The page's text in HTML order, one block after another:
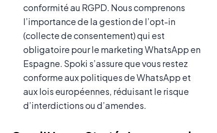
conformité au RGPD. Nous comprenons
l’importance de la gestion de l’opt-in
(collecte de consentement) qui est
obligatoire pour le marketing WhatsApp en
Espagne. Spoki s’assure que vous restez
conforme aux politiques de WhatsApp et
aux lois européennes, réduisant le risque
d’interdictions ou d’amendes.